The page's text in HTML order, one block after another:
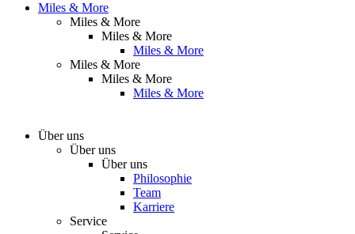
Miles & More
Miles & More
Miles & More
Miles & More
Miles & More
Miles & More
Miles & More
Über uns
Über uns
Über uns
Philosophie
Team
Karriere
Service